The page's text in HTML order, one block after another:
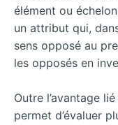
élément ou
un attribut qui,
sens opposé au
les opposés en
Outre l’avantage
permet d’évaluer